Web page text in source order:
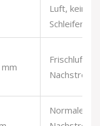
Luft, kein
Schleifen
Frischluft-
Normale